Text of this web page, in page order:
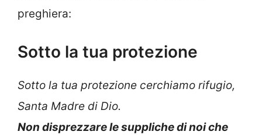
preghiera:
Sotto la tua protezione
Sotto la tua protezione cerchiamo rifugio,
Santa Madre di Dio.
Non disprezzare le suppliche di noi che